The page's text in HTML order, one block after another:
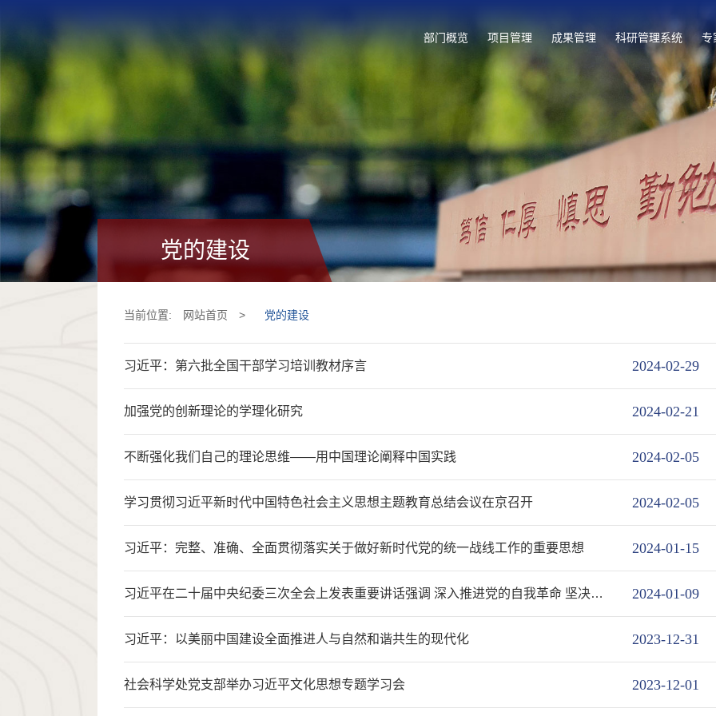
部门概览 项目管理 成果管理 科研管理系统 专
党的建设
当前位置: 网站首页 > 党的建设
习近平：第六批全国干部学习培训教材序言 2024-02-29
加强党的创新理论的学理化研究 2024-02-21
不断强化我们自己的理论思维——用中国理论阐释中国实践 2024-02-05
学习贯彻习近平新时代中国特色社会主义思想主题教育总结会议在京召开 2024-02-05
习近平：完整、准确、全面贯彻落实关于做好新时代党的统一战线工作的重要思想 2024-01-15
习近平在二十届中央纪委三次全会上发表重要讲话强调 深入推进党的自我革命 坚决打赢反腐败斗争攻坚战持久战 2024-01-09
习近平：以美丽中国建设全面推进人与自然和谐共生的现代化 2023-12-31
社会科学处党支部举办习近平文化思想专题学习会 2023-12-01